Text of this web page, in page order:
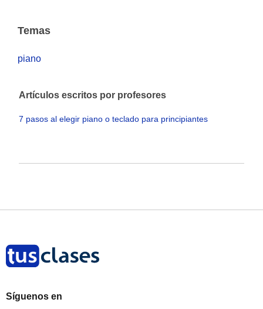
Temas
piano
Artículos escritos por profesores
7 pasos al elegir piano o teclado para principiantes
Síguenos en